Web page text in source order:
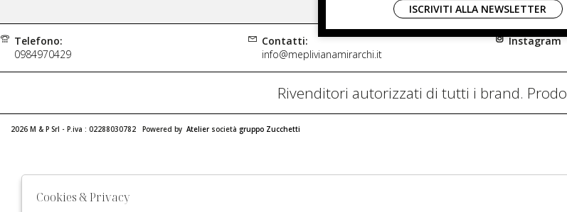
Spedizione
Telefono:
0984970429
Contatti:
info@meplivianamirarchi.it
Instagram
Rivenditori autorizzati di tutti i brand.
2026 M & P Srl - P.iva : 02288030782 Powered by Atelier società gruppo Zucchetti
ISCRIVITI ALLA NEWSLETTER
Cookies & Privacy